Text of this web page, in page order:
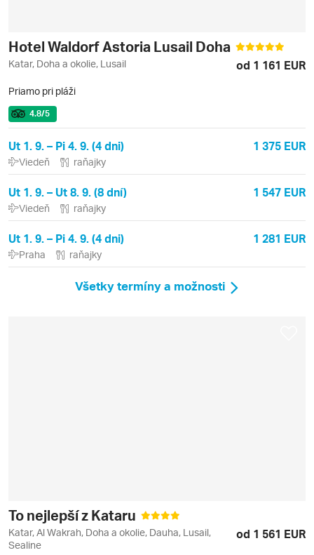
Hotel Waldorf Astoria Lusail Doha
Katar, Doha a okolie, Lusail od 1 161 EUR
Priamo pri pláži
4.8/5
Ut 1. 9. – Pi 4. 9. (4 dni) 1 375 EUR
Viedeň raňajky
Ut 1. 9. – Ut 8. 9. (8 dní) 1 547 EUR
Viedeň raňajky
Ut 1. 9. – Pi 4. 9. (4 dni) 1 281 EUR
Praha raňajky
Všetky termíny a možnosti
To nejlepší z Kataru
Katar, Al Wakrah, Doha a okolie, Dauha, Lusail,
Sealine
od 1 561 EUR